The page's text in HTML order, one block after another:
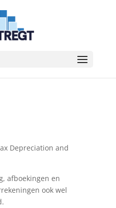
Depreciation and
afboekingen en
ook wel